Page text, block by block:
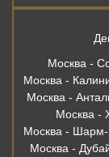
Москва -
Москва -
Москва -
Москва -
Москва -
Москва -